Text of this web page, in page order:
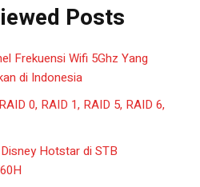
Posts
Frekuensi Wifi 5Ghz Yang
di Indonesia
0, RAID 1, RAID 5, RAID 6,
Hotstar di STB